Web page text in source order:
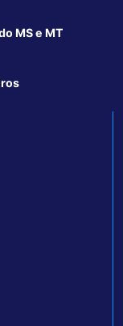
MS e MT